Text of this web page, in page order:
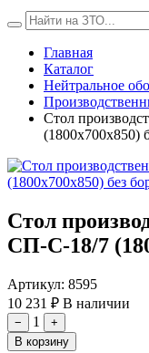
Главная
Каталог
Нейтральное
Стол
(1800х700х850)
Стол
СП-С-18/7
Артикул: 8595
10 231 ₽ В наличии
− 1
+
В корзину